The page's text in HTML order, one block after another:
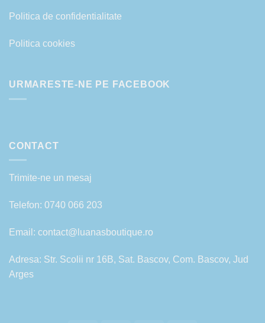
Politica de confidentialitate
Politica cookies
URMARESTE-NE PE FACEBOOK
CONTACT
Trimite-ne un mesaj
Telefon: 0740 066 203
Email: contact@luanasboutique.ro
Adresa: Str. Scolii nr 16B, Sat. Bascov, Com. Bascov, Jud
Arges